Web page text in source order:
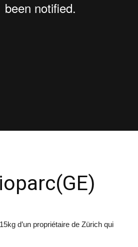
d’un propriétaire de Zürich qui